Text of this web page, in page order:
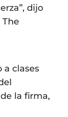
dijo
The
a clases
la firma,